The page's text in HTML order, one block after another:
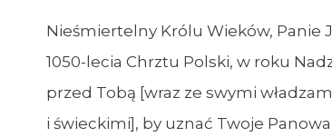
Nieśmiertelny Królu Wieków, Panie
1050-lecia Chrztu Polski, w roku
przed Tobą [wraz ze swymi
i świeckimi], by uznać Twoje